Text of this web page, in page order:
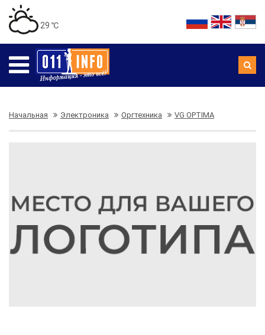
29 ℃
Начальная Электроника Оргтехника VG OPTIMA